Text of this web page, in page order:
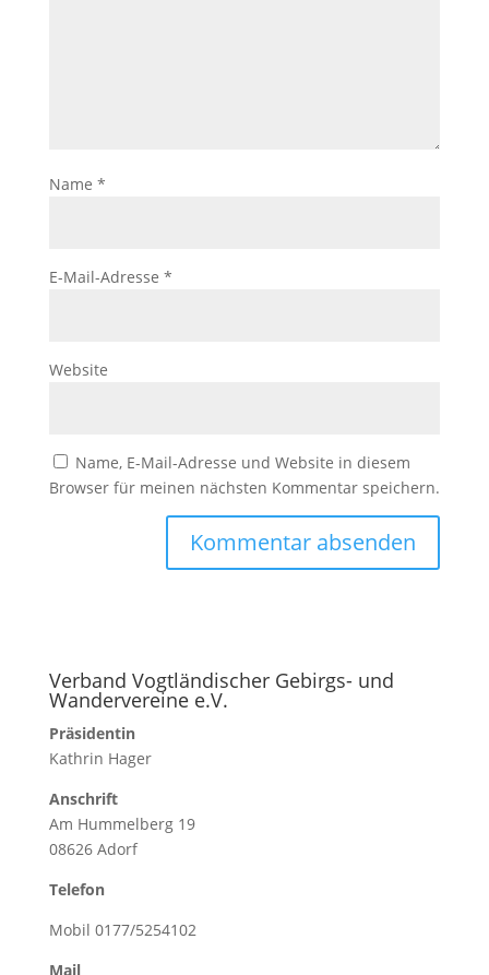
Name *
E-Mail-Adresse *
Website
Name, E-Mail-Adresse und Website in diesem
Browser für meinen nächsten Kommentar speichern.
Verband Vogtländischer Gebirgs- und
Wandervereine e.V.
Präsidentin
Kathrin Hager
Anschrift
Am Hummelberg 19
08626 Adorf
Telefon
Mobil 0177/5254102
Mail